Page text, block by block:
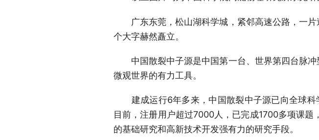
广东东莞，松山湖科学城，紧邻高速公路，一片
个大字赫然矗立。
中国散裂中子源是中国第一台、世界第四台脉冲
微观世界的有力工具。
建成运行6年多来，中国散裂中子源已向全球科
目前，注册用户超过7000人，已完成1700多项课
的基础研究和高新技术开发强有力的研究手段。